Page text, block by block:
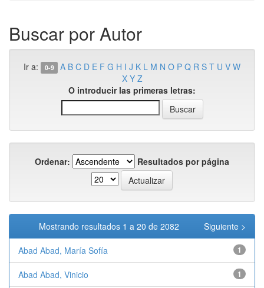
Buscar por Autor
Ir a: 0-9 A B C D E F G H I J K L M N O P Q R S T U V W
X Y Z
O introducir las primeras letras:
Ordenar: Resultados por página
Mostrando resultados 1 a 20 de 2082 Siguiente >
Abad Abad, María Sofía 1
Abad Abad, Vinicio 1